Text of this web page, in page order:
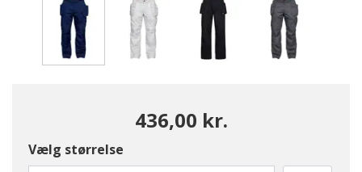
436,00 kr.
Vælg størrelse